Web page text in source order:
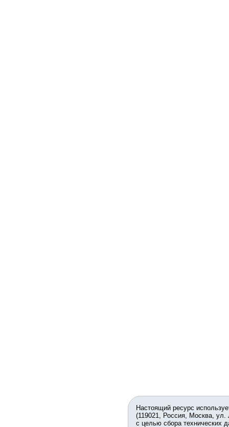
Настоящий ресурс
(119021, Россия, Москва,
с целью сбора технических